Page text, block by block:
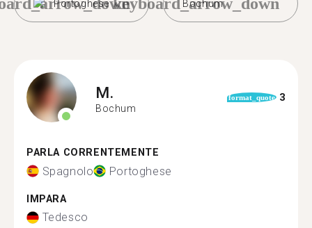
Portoghese Bochum
M.
Bochum
format_quote 3
PARLA CORRENTEMENTE
Spagnolo Portoghese
IMPARA
Tedesco